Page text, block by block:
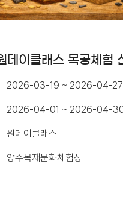
이클래스 목공체험
2026-03-19 ~ 2026-04-27
2026-04-01 ~ 2026-04-
원데이클래스
양주목재문화체험장